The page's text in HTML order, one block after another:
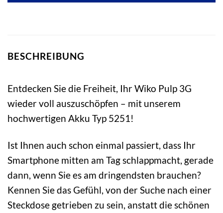
BESCHREIBUNG
Entdecken Sie die Freiheit, Ihr Wiko Pulp 3G
wieder voll auszuschöpfen – mit unserem
hochwertigen Akku Typ 5251!
Ist Ihnen auch schon einmal passiert, dass Ihr
Smartphone mitten am Tag schlappmacht, gerade
dann, wenn Sie es am dringendsten brauchen?
Kennen Sie das Gefühl, von der Suche nach einer
Steckdose getrieben zu sein, anstatt die schönen